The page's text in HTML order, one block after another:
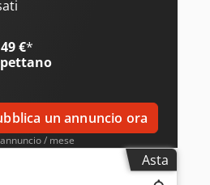
Peso massimo pezzo
consentita: 30A
ionico con sensore
€*
un annuncio ora
/ mese
Asta